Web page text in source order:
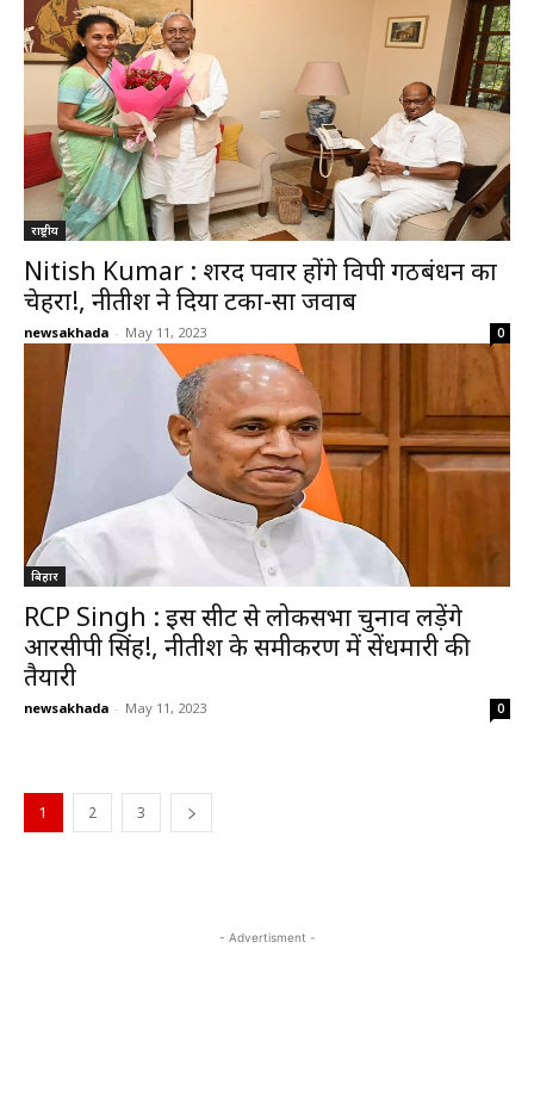
राष्ट्रीय
Nitish Kumar : शरद पवार होंगे विपक्षी गठबंधन का
चेहरा!, नीतीश ने दिया टका-सा जवाब
newsakhada - May 11, 2023 0
बिहार
RCP Singh : इस सीट से लोकसभा चुनाव लड़ेंगे
आरसीपी सिंह!, नीतीश के समीकरण में सेंधमारी की
तैयारी
newsakhada - May 11, 2023 0
1 2 3
- Advertisment -